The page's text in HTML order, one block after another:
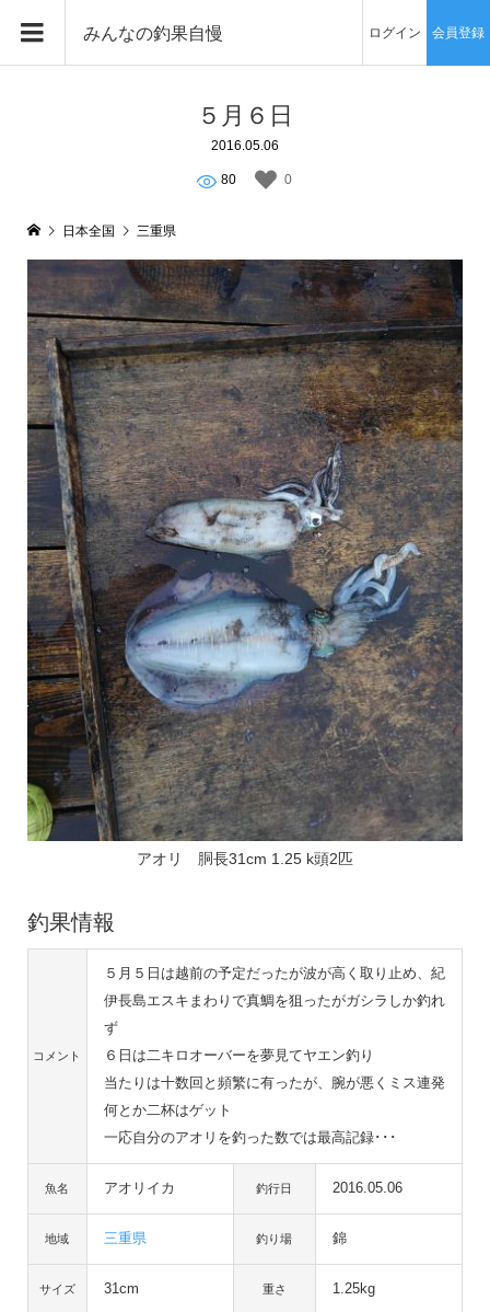
みんなの釣果自慢 ログイン 会員登録
５月６日
2016.05.06
80 0
日本全国 三重県
アオリ 胴長31cm 1.25 k頭2匹
釣果情報
コメント
５月５日は越前の予定だったが波が高く取り止め、紀
伊長島エスキまわりで真鯛を狙ったがガシラしか釣れ
ず
６日は二キロオーバーを夢見てヤエン釣り
当たりは十数回と頻繁に有ったが、腕が悪くミス連発
何とか二杯はゲット
一応自分のアオリを釣った数では最高記録･･･
魚名 アオリイカ 釣行日 2016.05.06
地域 三重県 釣り場 錦
サイズ 31cm 重さ 1.25kg